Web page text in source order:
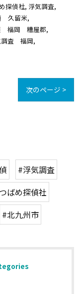
探偵社 浮気調査
久留米
福岡 糟屋郡
調査 福岡
次のページ >
#浮気調査
ばめ探偵社
#北九州市